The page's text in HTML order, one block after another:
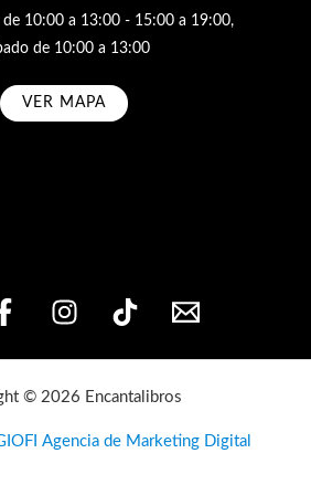
de 10:00 a 13:00 - 15:00 a 19:00,
de 10:00 a 13:00
VER MAPA
© 2026 Encantalibros
Agencia de Marketing Digital